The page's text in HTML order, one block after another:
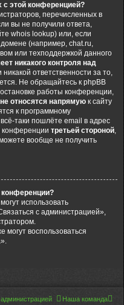
с этой конференцией?
перечисленных в
вы не получили ответа,
whois lookup) или, если
(например, chat.ru,
или техподдержкой данного
никакого контроля над
ответственности за то,
Не обращайтесь к phpBB
работы конференции,
не относятся напрямую к сайту
к программному
таки пошлёте email в адрес
конференции третьей стороной,
вообще не получить
конференции?
использовать
с администрацией»,
могут воспользоваться
Наша команда